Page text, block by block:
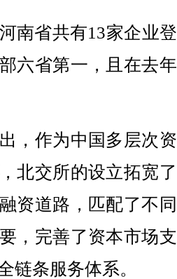
省共有13家企业
六省第一，且在去
作为中国多层次
北交所的设立拓宽
资道路，匹配了不
，完善了资本市场
链条服务体系。